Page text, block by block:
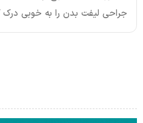
جراحی لیفت بدن را به خوبی درک